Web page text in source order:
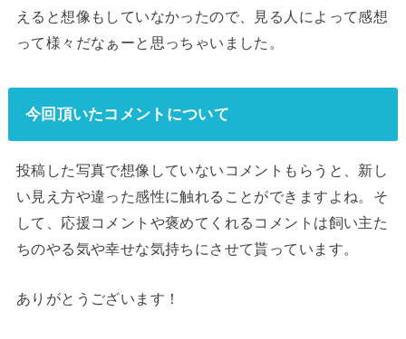
えると想像もしていなかったので、見る人によって感想
って様々だなぁーと思っちゃいました。
今回頂いたコメントについて
投稿した写真で想像していないコメントもらうと、新し
い見え方や違った感性に触れることができますよね。そ
して、応援コメントや褒めてくれるコメントは飼い主た
ちのやる気や幸せな気持ちにさせて貰っています。
ありがとうございます！